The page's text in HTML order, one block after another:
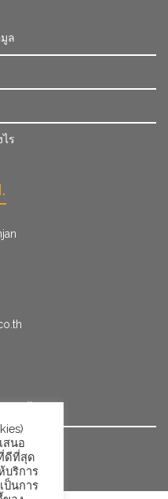
ล
ร
สนอ
ดีที่สุด
บริการ
ป็นการ